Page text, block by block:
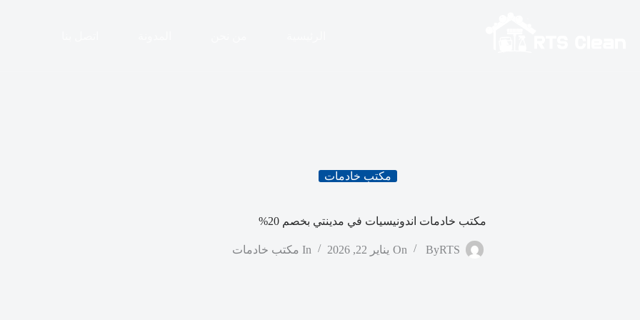
مكتب خادمات
مكتب خادمات اندونيسيات في مدينتي بخصم 20%
ByRTS
On يناير 22, 2026 In مكتب خادمات